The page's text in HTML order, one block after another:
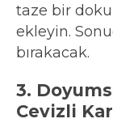
taze bir
ekleyin.
bırakacak.
3.
Cevizli